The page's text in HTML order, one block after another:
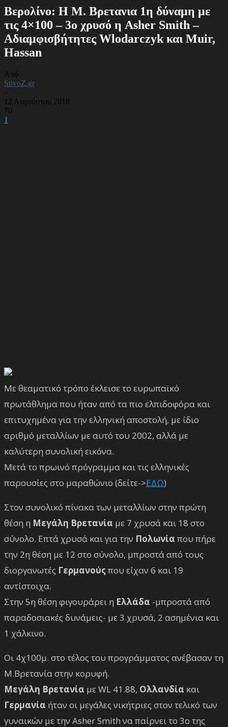
Βερολίνο: Η Μ. Βρετανια 1η δύναμη με
τις 4×100 – 3ο χρυσό η Asher Smith –
Αδιαμφισβήτητες Wlodarczyk και Muir,
Hassan
Από
StivoZ.gr
-
12 Αυγούστου 2018
70
1
Με θεαματικό τρόπο έκλεισε το ευρωπαϊκό
πρωτάθλημα που ήταν από τα πιο ελπιδοφόρα και
επιτυχημένα για την ελληνική αποστολή, με ίδιο
αριθμό μεταλλίων με αυτό του 2002, αλλά με
καλύτερη συνολική εικόνα.
Μετά το πρωινό πρόγραμμα και τις ελληνικές
παρουσίες στο μαραθώνιο (δείτε->ΕΔΩ)
Στον συνολικό πίνακα των μεταλλίων στην πρώτη
θέση η Μεγάλη Βρετανία με 7 χρυσά και 18 στο
σύνολο. Επτά χρυσά και για την Πολωνία που πήρε
την 2η θέση με 12 στο σύνολο, μπροστά από τους
διοργανωτές Γερμανούςπου είχαν 6 και 19
αντίστοιχα.
Στην 5η θέση φιγουράρει η Ελλάδα -μπροστά από
παραδοσιακές δυνάμεις- με 3 χρυσά, 2 ασημένια και
1 χάλκινο.
Οι 4χ100μ. στο τέλος του προγράμματος ανέβασαν τη
Μ.Βρετανία στην κορυφή.
Μεγάλη Βρετανία με WL 41.88, Ολλανδία και
Γερμανία ήταν οι μεγάλες νικήτριες στον τελικό των
γυναικών με την Asher Smith να παίρνει το 3ο της